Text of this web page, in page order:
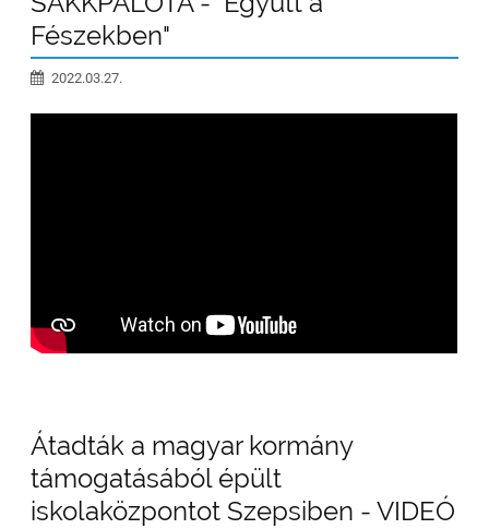
Fészekben"
2022.03.27.
Átadták a magyar kormány
támogatásából épült
iskolaközpontot Szepsiben - VIDEÓ